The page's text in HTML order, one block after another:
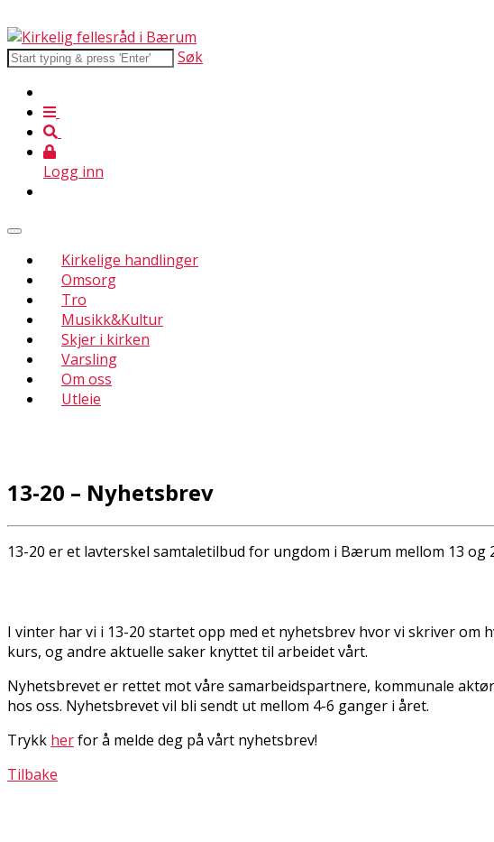
Søk
Logg inn
Kirkelige handlinger
Omsorg
Tro
Musikk&Kultur
Skjer i kirken
Varsling
Om oss
Utleie
13-20 – Nyhetsbrev
13-20 er et lavterskel samtaletilbud for ungdom i Bærum mellom 13
I vinter har vi i 13-20 startet opp med et nyhetsbrev hvor vi skriver om
kurs, og andre aktuelle saker knyttet til arbeidet vårt.
Nyhetsbrevet er rettet mot våre samarbeidspartnere, kommunale
hos oss. Nyhetsbrevet vil bli sendt ut mellom 4-6 ganger i året.
Trykk herfor å melde deg på vårt nyhetsbrev!
Tilbake